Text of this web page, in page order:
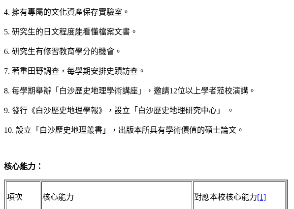
4. 擁有專屬的文化資產保存實驗室。
5. 研究生的日文程度能看懂檔案文書。
6. 研究生有修習教育學分的機會。
7. 著重田野調查，每學期安排史蹟訪查。
8. 每學期舉辦「白沙歷史地理學術講座」，邀請12位以上學者蒞校演講。
9. 發行《白沙歷史地理學報》，設立「白沙歷史地理研究中心」 。
10. 設立「白沙歷史地理叢書」，出版本所具有學術價值的碩士論文。
核心能力：
項次 核心能力 對應本校核心能力[1]